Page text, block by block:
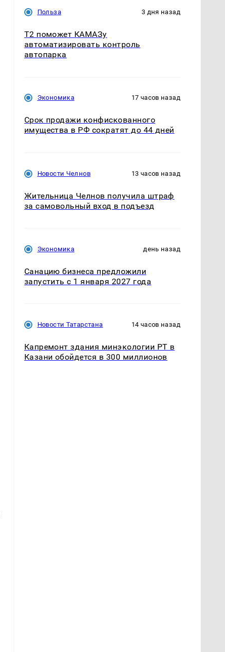
Польза 3 дня назад
T2 поможет КАМАЗу
автоматизировать контроль
автопарка
Экономика 17 часов назад
Срок продажи конфискованного
имущества в РФ сократят до 44 дней
Новости Челнов 13 часов назад
Жительница Челнов получила штраф
за самовольный вход в подъезд
Экономика день назад
Санацию бизнеса предложили
запустить с 1 января 2027 года
Новости Татарстана 14 часов назад
Капремонт здания минэкологии РТ в
Казани обойдется в 300 миллионов